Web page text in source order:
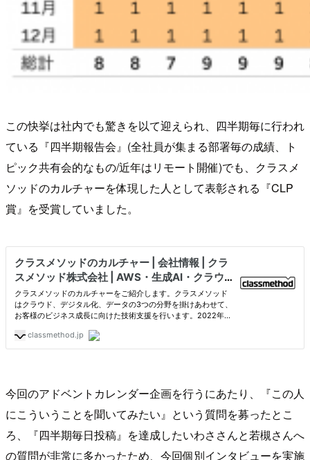
この快挙は社内でも驚きを以て迎えられ、四半期毎に行われ
ている『四半期報告会』(全社員が集まる部署毎の成績、ト
ピック共有会的なもの/近年はリモート開催)でも、クラスメ
ソッドのカルチャーを体現した人として表彰される『CLP
賞』を受賞していました。
今回のアドベントカレンダー企画を行うにあたり、『この人
にこういうことを聞いてみたい』という質問を募ったとこ
ろ、『四半期毎日投稿』を達成したいわささんと若槻さんへ
の質問が非常に多かったため、今回個別インタビューを実施